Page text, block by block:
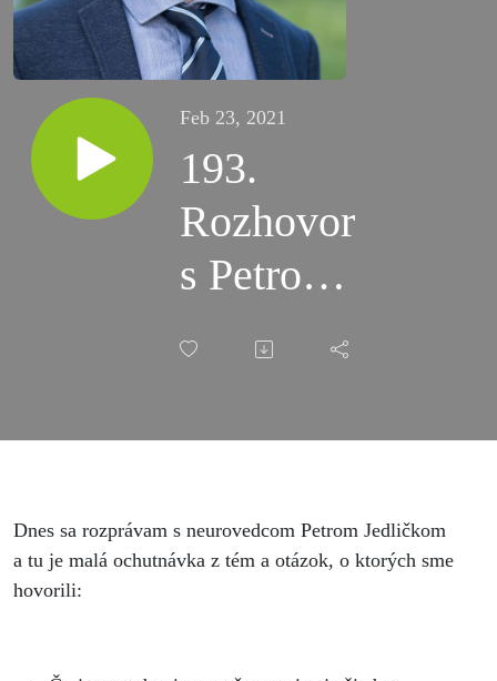
Feb 23, 2021
193.
Rozhovor
s Petrom
Jedličkom:
aj rastliny
musíme
Dnes sa rozprávam s neurovedcom Petrom Jedličkom
a tu je malá ochutnávka z tém a otázok, o ktorých sme
hovorili: